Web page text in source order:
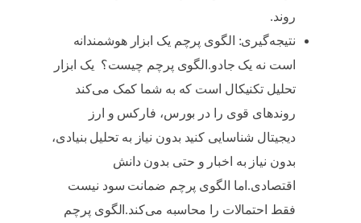
روند.
نتیجه‌گیری: الگوی پرچم یک ابزار هوشمندانه
است نه یک جادو.الگوی پرچم چیست؟ یک ابزار
تحلیل تکنیکال است که به شما کمک می‌کند
روندهای قوی را در بورس، فارکس و ارز
دیجیتال شناسایی کنید بدون نیاز به تحلیل بنیادی،
بدون نیاز به اخبار و حتی بدون دانش
اقتصادی.اما الگوی پرچم ضمانت سود نیست
فقط احتمالات را محاسبه می‌کند.الگوی پرچم